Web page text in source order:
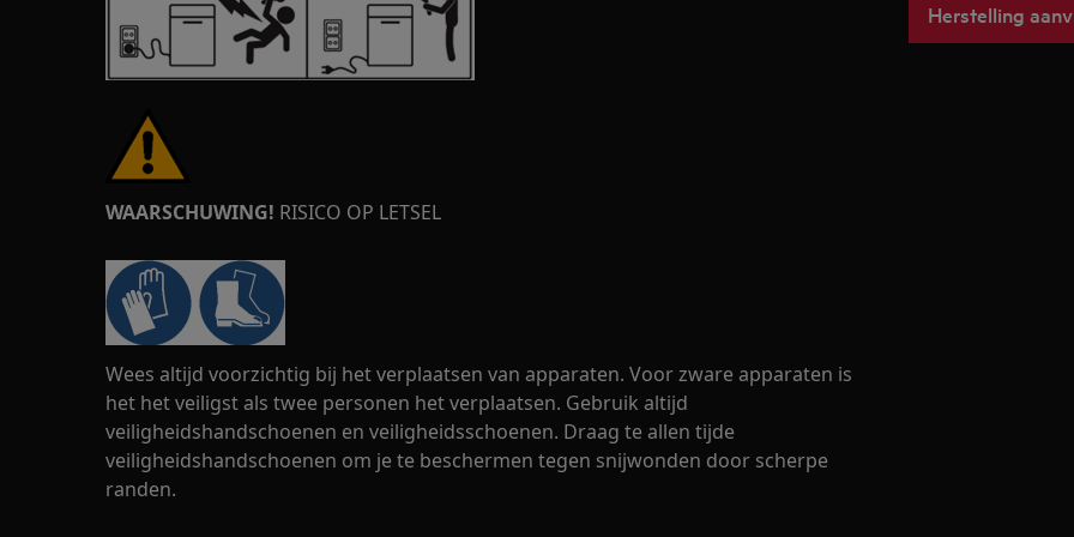
WAARSCHUWING! RISICO OP LETSEL
Wees altijd voorzichtig bij het verplaatsen van apparaten. Voor zware apparaten is
het het veiligst als twee personen het verplaatsen. Gebruik altijd
veiligheidshandschoenen en veiligheidsschoenen. Draag te allen tijde
veiligheidshandschoenen om je te beschermen tegen snijwonden door scherpe
randen.
Herstelling